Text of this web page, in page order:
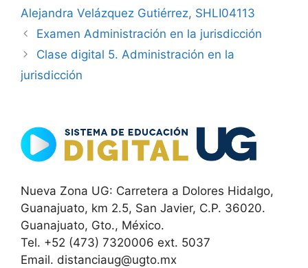
Alejandra Velázquez Gutiérrez, SHLI04113
Examen Administración en la jurisdicción
Clase digital 5. Administración en la
jurisdicción
Nueva Zona UG: Carretera a Dolores Hidalgo,
Guanajuato, km 2.5, San Javier, C.P. 36020.
Guanajuato, Gto., México.
Tel. +52 (473) 7320006 ext. 5037
Email. distanciaug@ugto.mx